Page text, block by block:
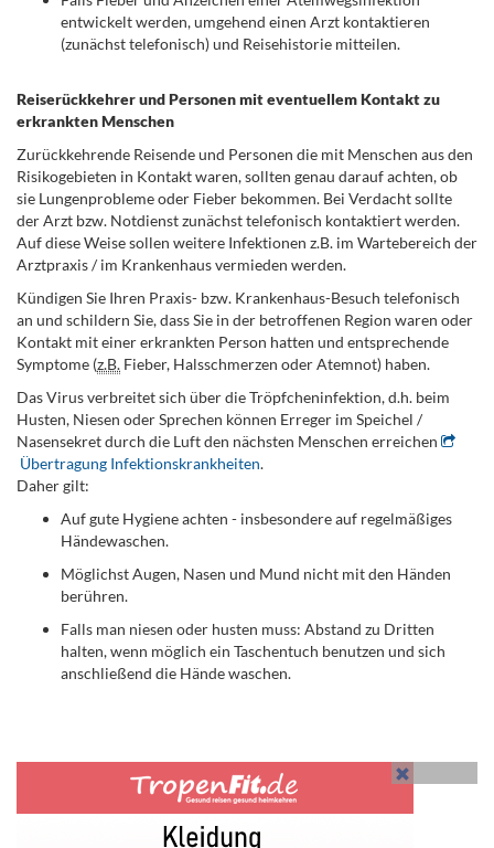
entwickelt werden, umgehend einen Arzt kontaktieren
(zunächst telefonisch) und Reisehistorie mitteilen.
Reiserückkehrer und Personen mit eventuellem Kontakt zu
erkrankten Menschen
Zurückkehrende Reisende und Personen die mit Menschen aus den
Risikogebieten in Kontakt waren, sollten genau darauf achten, ob
sie Lungenprobleme oder Fieber bekommen. Bei Verdacht sollte
der Arzt bzw. Notdienst zunächst telefonisch kontaktiert werden.
Auf diese Weise sollen weitere Infektionen z.B. im Wartebereich der
Arztpraxis / im Krankenhaus vermieden werden.
Kündigen Sie Ihren Praxis- bzw. Krankenhaus-Besuch telefonisch
an und schildern Sie, dass Sie in der betroffenen Region waren oder
Kontakt mit einer erkrankten Person hatten und entsprechende
Symptome (z.B. Fieber, Halsschmerzen oder Atemnot) haben.
Das Virus verbreitet sich über die Tröpfcheninfektion, d.h. beim
Husten, Niesen oder Sprechen können Erreger im Speichel /
Nasensekret durch die Luft den nächsten Menschen erreichen
Übertragung Infektionskrankheiten.
Daher gilt:
Auf gute Hygiene achten - insbesondere auf regelmäßiges
Händewaschen.
Möglichst Augen, Nasen und Mund nicht mit den Händen
berühren.
Falls man niesen oder husten muss: Abstand zu Dritten
halten, wenn möglich ein Taschentuch benutzen und sich
anschließend die Hände waschen.